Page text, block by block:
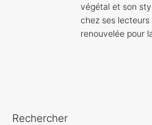
végétal et son
chez ses
renouvelée pour
Rechercher